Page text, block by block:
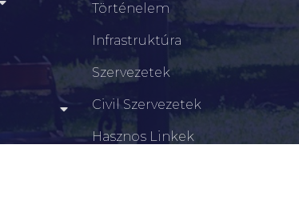
Történelem
Infrastruktúra
Szervezetek
Civil Szervezetek
Hasznos Linkek